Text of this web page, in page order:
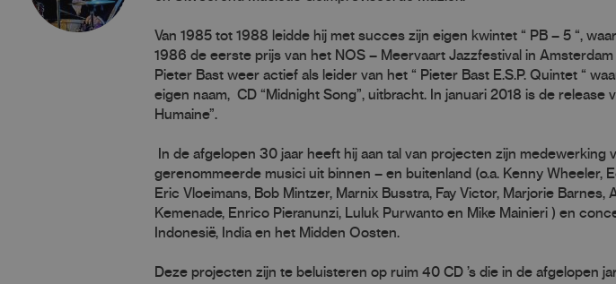
Van 1985 tot 1988 leidde hij met succes zijn eigen kwintet “ PB – 5 “,
1986 de eerste prijs van het NOS – Meervaart Jazzfestival in
Pieter Bast weer actief als leider van het “ Pieter Bast E.S.P. Quintet “
eigen naam, CD “Midnight Song”, uitbracht. In januari 2018 is de release
Humaine”.
In de afgelopen 30 jaar heeft hij aan tal van projecten zijn
gerenommeerde musici uit binnen – en buitenland (o.a. Kenny Wheeler,
Eric Vloeimans, Bob Mintzer, Marnix Busstra, Fay Victor, Marjorie Barnes,
Kemenade, Enrico Pieranunzi, Luluk Purwanto en Mike Mainieri ) en
Indonesië, India en het Midden Oosten.
Deze projecten zijn te beluisteren op ruim 40 CD ’s die in de afgelopen